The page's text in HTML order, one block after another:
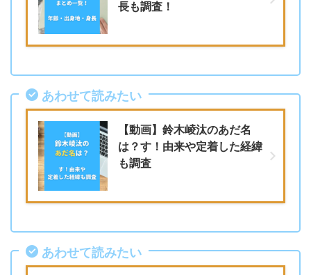
長も調査！
あわせて読みたい
【動画】鈴木崚汰のあだ名
は？す！由来や定着した経緯
も調査
あわせて読みたい